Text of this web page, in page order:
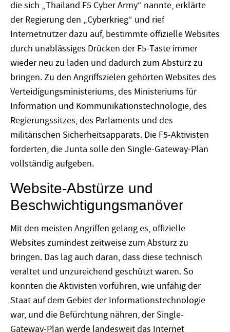
die sich „Thailand F5 Cyber Army“ nannte, erklärte
der Regierung den „Cyberkrieg“ und rief
Internetnutzer dazu auf, bestimmte offizielle Websites
durch unablässiges Drücken der F5-Taste immer
wieder neu zu laden und dadurch zum Absturz zu
bringen. Zu den Angriffszielen gehörten Websites des
Verteidigungsministeriums, des Ministeriums für
Information und Kommunikationstechnologie, des
Regierungssitzes, des Parlaments und des
militärischen Sicherheitsapparats. Die F5-Aktivisten
forderten, die Junta solle den Single-Gateway-Plan
vollständig aufgeben.
Website-Abstürze und
Beschwichtigungsmanöver
Mit den meisten Angriffen gelang es, offizielle
Websites zumindest zeitweise zum Absturz zu
bringen. Das lag auch daran, dass diese technisch
veraltet und unzureichend geschützt waren. So
konnten die Aktivisten vorführen, wie unfähig der
Staat auf dem Gebiet der Informationstechnologie
war, und die Befürchtung nähren, der Single-
Gateway-Plan werde landesweit das Internet